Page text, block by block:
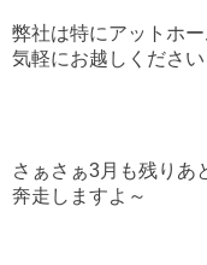
弊社は特にアットホ
気軽にお越しくださ
さぁさぁ3月も残りあ
奔走しますよ～